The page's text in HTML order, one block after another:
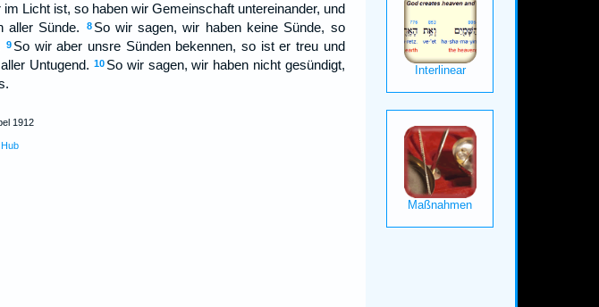
Licht ist, so haben wir Gemeinschaft untereinander, und
aller Sünde.
8 So wir sagen, wir haben keine Sünde, so
9 So wir aber unsre Sünden bekennen, so ist er treu und
Untugend. 10 So wir sagen, wir haben nicht gesündigt,
1912